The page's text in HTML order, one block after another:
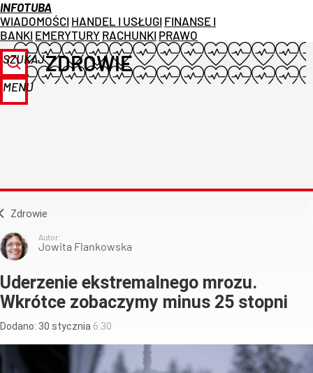
INFOTUBA
WIADOMOŚCI HANDEL I USŁUGI FINANSE I
BANKI EMERYTURY RACHUNKI PRAWO
SZUKAJ
MENU
ZDROWIE
Zdrowie
Autor:
Jowita Flankowska
Uderzenie ekstremalnego mrozu.
Wkrótce zobaczymy minus 25 stopni
Dodano: 30 stycznia 6:30